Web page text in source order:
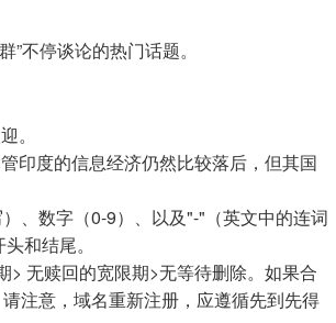
不停谈论的热门话题。
。
印度的信息经济仍然比较落后，但其国
、数字（0-9）、以及"-"（英文中的连词
和结尾。
无赎回的宽限期>无等待删除。如果合
注意，域名重新注册，应遵循先到先得